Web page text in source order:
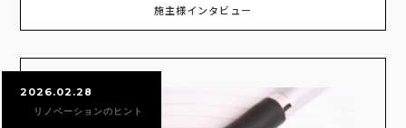
施主様インタビュー
2026.02.28
リノベーションのヒント